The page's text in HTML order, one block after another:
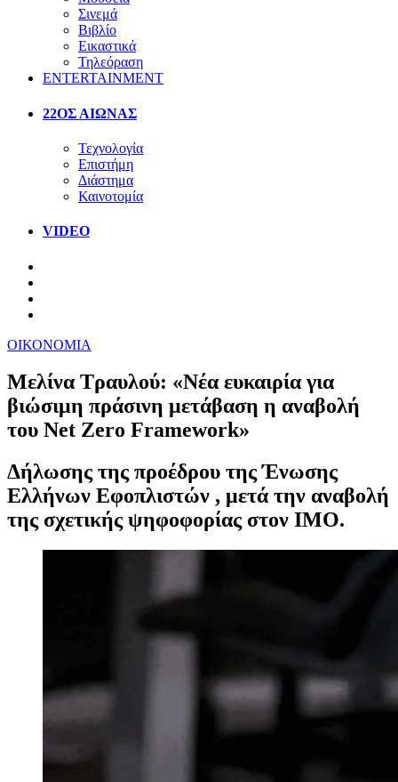
Σινεμά
Βιβλίο
Εικαστικά
Τηλεόραση
ENTERTAINMENT
22ΟΣ ΑΙΩΝΑΣ
Τεχνολογία
Επιστήμη
Διάστημα
Καινοτομία
VIDEO
ΟΙΚΟΝΟΜΙΑ
Μελίνα Τραυλού: «Νέα ευκαιρία για
βιώσιμη πράσινη μετάβαση η αναβολή
του Net Zero Framework»
Δήλωσης της προέδρου της Ένωσης
Ελλήνων Εφοπλιστών , μετά την αναβολή
της σχετικής ψηφοφορίας στον IMO.